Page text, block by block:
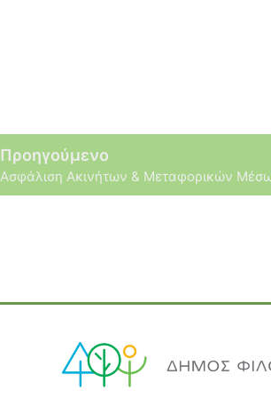
Προηγούμενο
Aσφάλιση Aκινήτων & Mεταφορικών